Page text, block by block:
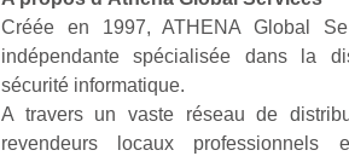
Créée en 1997, ATHENA Global
indépendante spécialisée dans la
sécurité informatique.
A travers un vaste réseau de
revendeurs locaux
n’est pas
toujours
simple.
Conjuguer
divertissement,
activité
rêvée
pour les